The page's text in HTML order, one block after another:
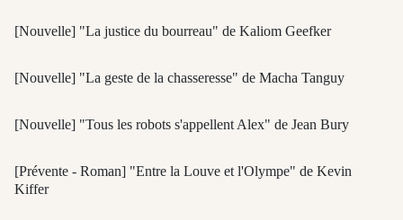
[Nouvelle] "La justice du bourreau" de Kaliom Geefker
[Nouvelle] "La geste de la chasseresse" de Macha Tanguy
[Nouvelle] "Tous les robots s'appellent Alex" de Jean Bury
[Prévente - Roman] "Entre la Louve et l'Olympe" de Kevin
Kiffer